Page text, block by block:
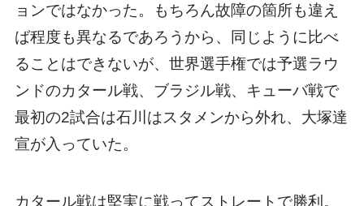
ョンではなかった。もちろん故障の箇所も違え
ば程度も異なるであろうから、同じように比べ
ることはできないが、世界選手権では予選ラウ
ンドのカタール戦、ブラジル戦、キューバ戦で
最初の2試合は石川はスタメンから外れ、大塚達
宣が入っていた。
カタール戦は堅実に戦ってストレートで勝利。